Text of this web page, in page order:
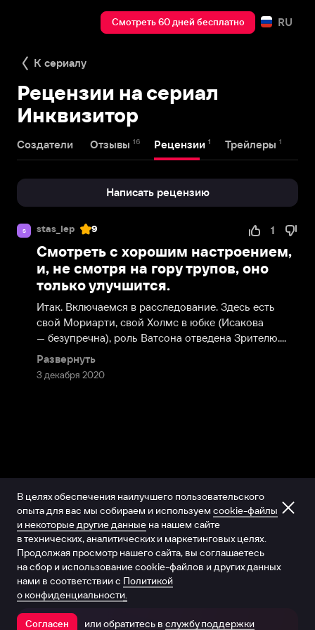
Смотреть 60 дней бесплатно RU
К сериалу
Рецензии на сериал
Инквизитор
Создатели Отзывы 16 Рецензии 1 Трейлеры 1
Написать рецензию
s stas_lep
3 декабря 2020
9 1
Смотреть с хорошим настроением,
и, не смотря на гору трупов, оно
только улучшится.
Итак. Включаемся в расследование. Здесь есть
свой Мориарти, свой Холмс в юбке (Исакова
— безупречна), роль Ватсона отведена Зрителю....
Развернуть
Открыть в приложении
В целях обеспечения наилучшего пользовательского
опыта для вас мы собираем и используем cookie-файлы
и некоторые другие данные на нашем сайте
в технических, аналитических и маркетинговых целях.
Продолжая просмотр нашего сайта, вы соглашаетесь
на сбор и использование cookie-файлов и других данных
нами в соответствии с Политикой
о конфиденциальности.
Согласен или обратитесь в службу поддержки